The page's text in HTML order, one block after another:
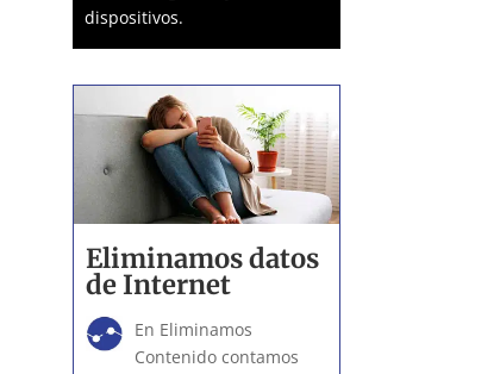
dispositivos.
Eliminamos datos
de Internet
En Eliminamos
Contenido contamos